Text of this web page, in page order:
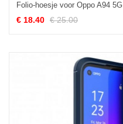
Folio-hoesje voor Oppo A94
€ 18.40 € 25.00